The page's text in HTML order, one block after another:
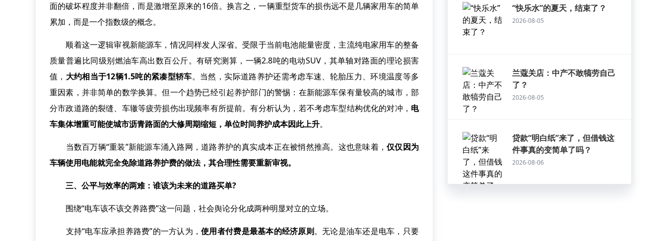
面的破坏程度并非翻倍，而是激增至原来的16倍。换言之，一辆重型货车的损伤远不是几辆家用车的简单
累加，而是一个指数级的概念。
顺着这一逻辑审视新能源车，情况同样发人深省。受限于当前电池能量密度，主流纯电家用车的整备
质量普遍比同级别燃油车高出数百公斤。有研究测算，一辆2.8吨的电动SUV，其单轴对路面的理论损害
值， 大约相当于12辆1.5吨的紧凑型轿车。当然，实际道路养护还需考虑车速、轮胎压力、环境温度等多
重因素，并非简单的数学换算。但一个趋势已经引起养护部门的警惕：在新能源车保有量较高的城市，部
分市政道路的裂缝、车辙等疲劳损伤出现频率有所提前。有分析认为，若不考虑车型结构优化的对冲， 电
车集体增重可能使城市沥青路面的大修周期缩短，单位时间养护成本因此上升。
当数百万辆“重装”新能源车涌入路网，道路养护的真实成本正在被悄然推高。这也意味着，仅仅因为
车辆使用电能就完全免除道路养护费的做法，其合理性需要重新审视。
三、公平与效率的两难：谁该为未来的道路买单?
围绕“电车该不该交养路费”这一问题，社会舆论分化成两种明显对立的立场。
支持“电车应承担养路费”的一方认为，使用者付费是最基本的经济原则。无论是油车还是电车，只要
“快乐水”的夏天，结束了？
2026-08-05
兰蔻关店：中产不敢犒劳自己
了？
2026-08-05
贷款“明白纸”来了，但借钱这
件事真的变简单了吗？
2026-08-06